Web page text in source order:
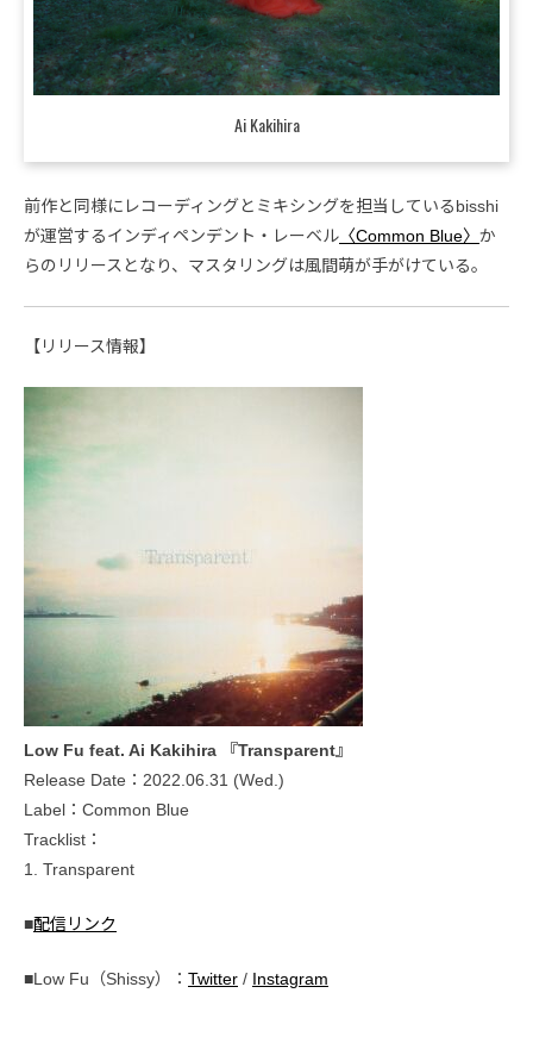
Ai Kakihira
前作と同様にレコーディングとミキシングを担当しているbisshi
が運営するインディペンデント・レーベル 〈Common Blue〉 か
らのリリースとなり、マスタリングは風間萌が手がけている。
【リリース情報】
Low Fu feat. Ai Kakihira 『Transparent』
Release Date：2022.06.31 (Wed.)
Label：Common Blue
Tracklist：
1. Transparent
■配信リンク
■Low Fu（Shissy）： Twitter / Instagram